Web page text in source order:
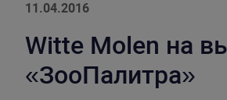
11.04.2016
Witte Molen на
«ЗооПалитра»